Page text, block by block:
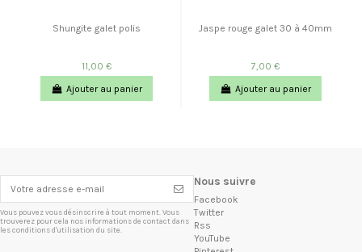
Shungite galet polis
11,00 €
Ajouter au panier
Jaspe rouge galet 30 à 40mm
7,00 €
Ajouter au panier
Vous pouvez vous désinscrire à tout moment. Vous
trouverez pour cela nos informations de contact dans
les conditions d'utilisation du site.
Nous suivre
Facebook
Twitter
Rss
YouTube